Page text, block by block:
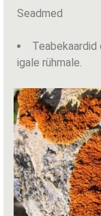
Seadmed
Teabekaardid
igale rühmale.